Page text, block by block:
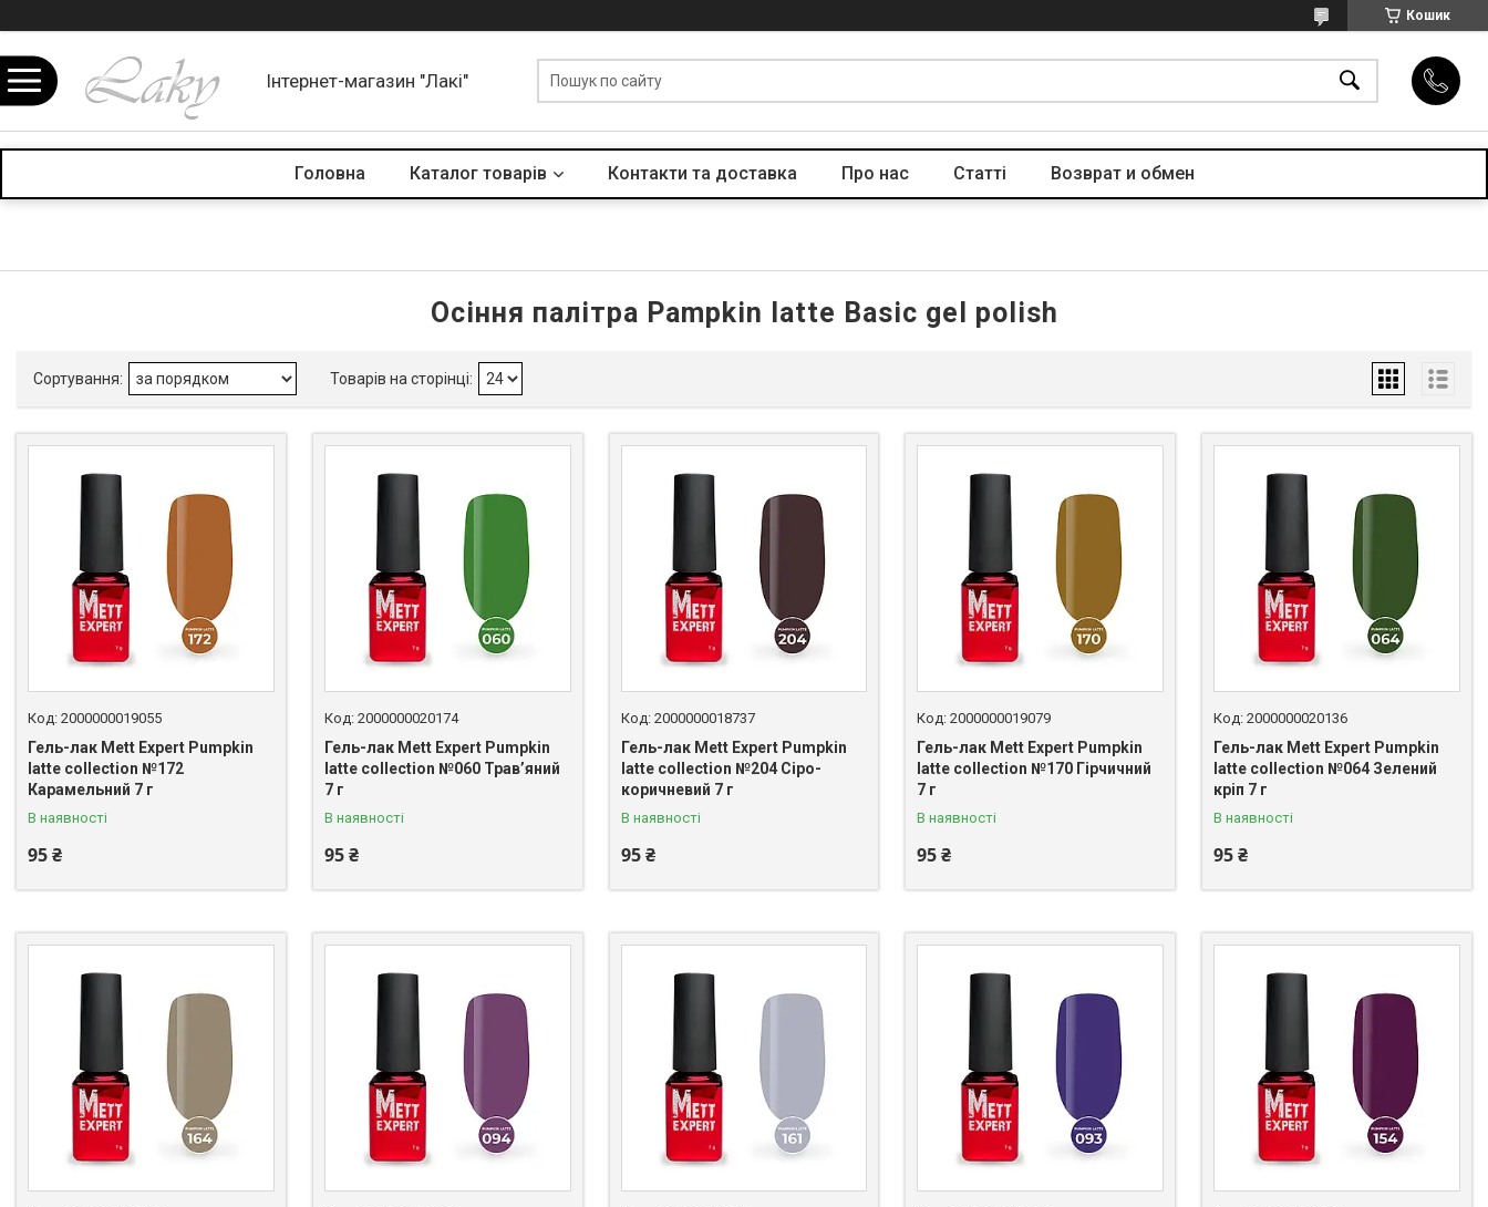
Кошик
Інтернет-магазин "Лакі"
Головна Каталог товарів Контакти та доставка Про нас Статті Возврат и обмен
Осіння палітра Pampkin latte Basic gel polish
2000000019055
Гель-лак Mett Expert Pumpkin
latte collection №172
Карамельний 7 г
В наявності
95 ₴
2000000020174
Гель-лак Mett Expert Pumpkin
latte collection №060 Трав’яний
7 г
В наявності
95 ₴
2000000018737
Гель-лак Mett Expert Pumpkin
latte collection №204 Сіро-
коричневий 7 г
В наявності
95 ₴
2000000019079
Гель-лак Mett Expert Pumpkin
latte collection №170 Гірчичний
7 г
В наявності
95 ₴
2000000020136
Гель-лак Mett Expert Pumpkin
latte collection №064 Зелений
кріп 7 г
В наявності
95 ₴